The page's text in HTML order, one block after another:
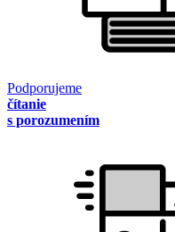
Podporujeme
čítanie
s porozumením